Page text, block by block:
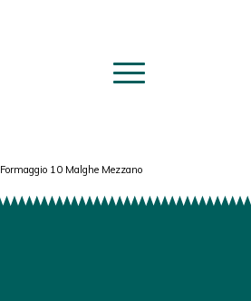
Formaggio 10 Malghe Mezzano